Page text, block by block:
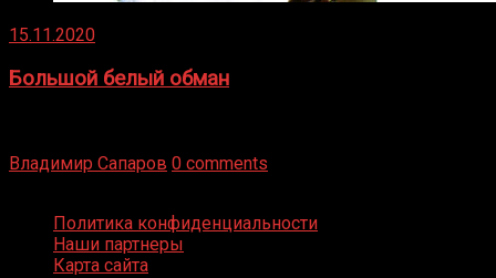
15.11.2020
Большой белый обман
Владимир Сапаров 0 comments
Политика конфиденциальности
Наши партнеры
Карта сайта